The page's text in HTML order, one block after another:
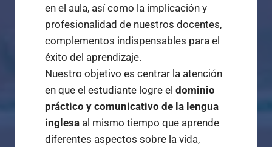
en el aula, así como la implicación y
profesionalidad de nuestros docentes,
complementos indispensables para el
éxito del aprendizaje.
Nuestro objetivo es centrar la atención
en que el estudiante logre el dominio
práctico y comunicativo de la lengua
inglesa al mismo tiempo que aprende
diferentes aspectos sobre la vida,